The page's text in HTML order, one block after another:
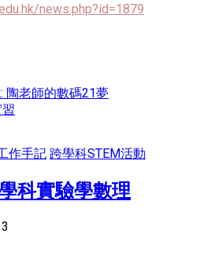
news.php?id=1879
陶老師的數碼21夢
作手記 跨學科STEM活動
科實驗學數理